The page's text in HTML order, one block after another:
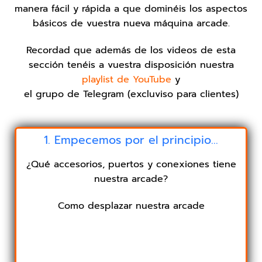
manera fácil y rápida a que dominéis los aspectos
básicos de vuestra nueva máquina arcade.
Recordad que además de los videos de esta
sección tenéis a vuestra disposición nuestra
playlist de YouTube y
el grupo de Telegram (excluviso para clientes)
1. Empecemos por el principio...
¿Qué accesorios, puertos y conexiones tiene
nuestra arcade?
Como desplazar nuestra arcade